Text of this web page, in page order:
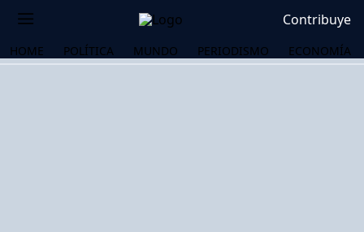
Contribuye
HOME POLÍTICA MUNDO PERIODISMO ECONOMÍA